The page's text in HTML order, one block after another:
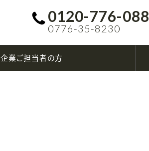
0120-776-088
0776-35-8230
企業ご担当者の方